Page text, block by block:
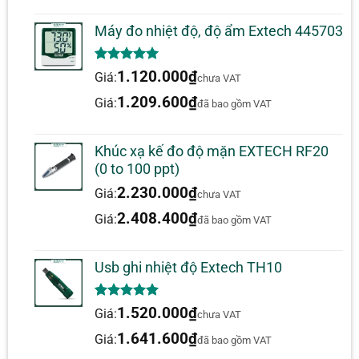
Phát hiện nhiệt độ cơ thể tăng cao
Thương mại
Trạm kiểm soát
Thông số kỹ thuật Camera nhiệt FLIR A500-EST
90602-0101
Độ phân giải hồng
464 x 348 điểm ảnh
Độ phân giải máy
ảnh trực quan
1280 x 960
Độ phân giải nhiệt /
<30 mK ở 86 ° F (30 ° C)
Máy đo nhiệt độ, độ ẩm Extech 445703
5.00trên 5
dựa trên
1
đánh giá
Giá:1.120.000₫chưa VAT
Giá:1.209.600₫đã bao gồm VAT
Khúc xạ kế đo độ mặn EXTECH RF20
(0 to 100 ppt)
Giá:2.230.000₫chưa VAT
Giá:2.408.400₫đã bao gồm VAT
Usb ghi nhiệt độ Extech TH10
5.00trên 5
dựa trên
1
đánh giá
Giá:1.520.000₫chưa VAT
Giá:1.641.600₫đã bao gồm VAT